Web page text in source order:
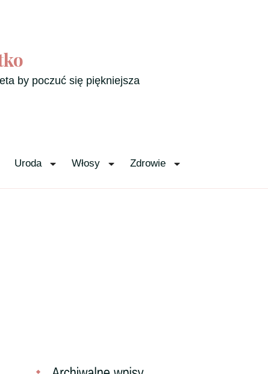
by poczuć się piękniejsza
Uroda Włosy Zdrowie